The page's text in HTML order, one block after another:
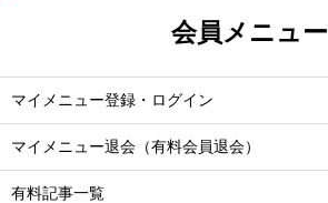
会員メニュー
マイメニュー登録・ログイン
マイメニュー退会（有料会員退会）
有料記事一覧